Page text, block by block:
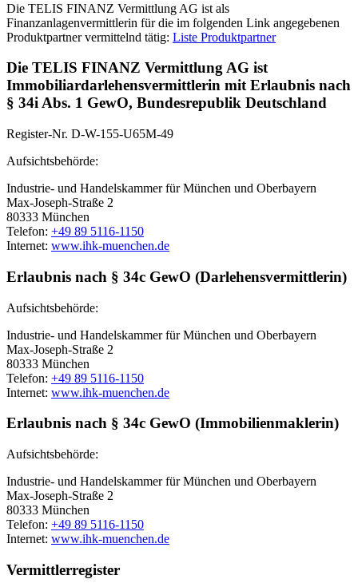
Die TELIS FINANZ Vermittlung AG ist als
Finanzanlagenvermittlerin für die im folgenden Link angegebenen
Produktpartner vermittelnd tätig: Liste Produktpartner
Die TELIS FINANZ Vermittlung AG ist
Immobiliardarlehensvermittlerin mit Erlaubnis nach
§ 34i Abs. 1 GewO, Bundesrepublik Deutschland
Register-Nr. D-W-155-U65M-49
Aufsichtsbehörde:
Industrie- und Handelskammer für München und Oberbayern
Max-Joseph-Straße 2
80333 München
Telefon: +49 89 5116-1150
Internet: www.ihk-muenchen.de
Erlaubnis nach § 34c GewO (Darlehensvermittlerin)
Aufsichtsbehörde:
Industrie- und Handelskammer für München und Oberbayern
Max-Joseph-Straße 2
80333 München
Telefon: +49 89 5116-1150
Internet: www.ihk-muenchen.de
Erlaubnis nach § 34c GewO (Immobilienmaklerin)
Aufsichtsbehörde:
Industrie- und Handelskammer für München und Oberbayern
Max-Joseph-Straße 2
80333 München
Telefon: +49 89 5116-1150
Internet: www.ihk-muenchen.de
Vermittlerregister